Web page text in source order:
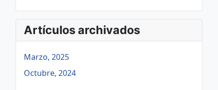
Artículos archivados
Marzo, 2025
Octubre, 2024